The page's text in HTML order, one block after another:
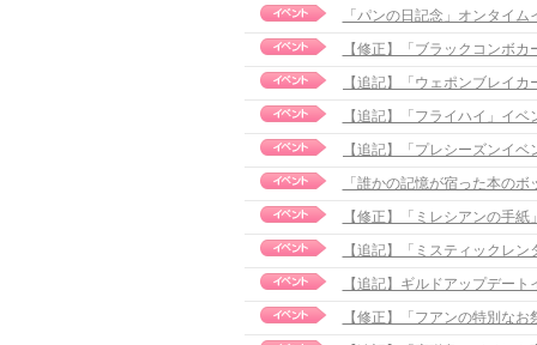
「パンの日記念」オンタイ
【修正】「ブラックコンボ
【追記】「フライハイ」イ
「誰かの記憶が宿った本の
【修正】「ミレシアンの手
【追記】「ミスティックレ
【追記】ギルドアップデー
【修正】「フアンの特別な